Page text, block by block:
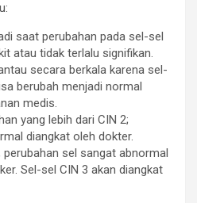
saat perubahan pada sel-sel
atau tidak terlalu signifikan.
secara berkala karena sel-
berubah menjadi normal
medis.
yang lebih dari CIN 2;
diangkat oleh dokter.
perubahan sel sangat abnormal
Sel-sel CIN 3 akan diangkat